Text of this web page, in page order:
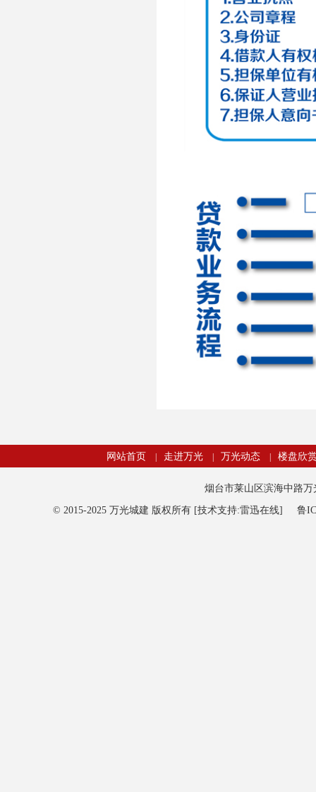
网站首页 走进万光 万光动态 楼盘欣
烟台市莱山区滨海中路
© 2015-2025 万光城建 版权所有 [技术支持:雷迅在线] 鲁